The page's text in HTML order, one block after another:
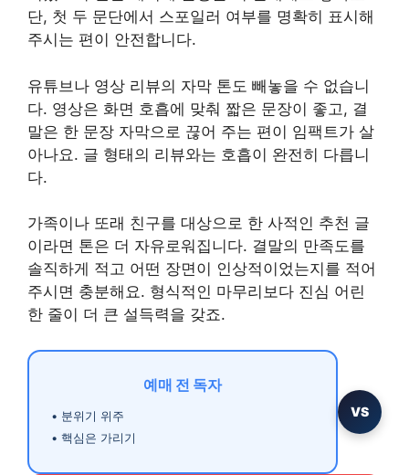
단, 첫 두 문단에서 스포일러 여부를 명확히 표시해
주시는 편이 안전합니다.
유튜브나 영상 리뷰의 자막 톤도 빼놓을 수 없습니
다. 영상은 화면 호흡에 맞춰 짧은 문장이 좋고, 결
말은 한 문장 자막으로 끊어 주는 편이 임팩트가 살
아나요. 글 형태의 리뷰와는 호흡이 완전히 다릅니
다.
가족이나 또래 친구를 대상으로 한 사적인 추천 글
이라면 톤은 더 자유로워집니다. 결말의 만족도를
솔직하게 적고 어떤 장면이 인상적이었는지를 적어
주시면 충분해요. 형식적인 마무리보다 진심 어린
한 줄이 더 큰 설득력을 갖죠.
예매 전 독자
• 분위기 위주
• 핵심은 가리기
VS